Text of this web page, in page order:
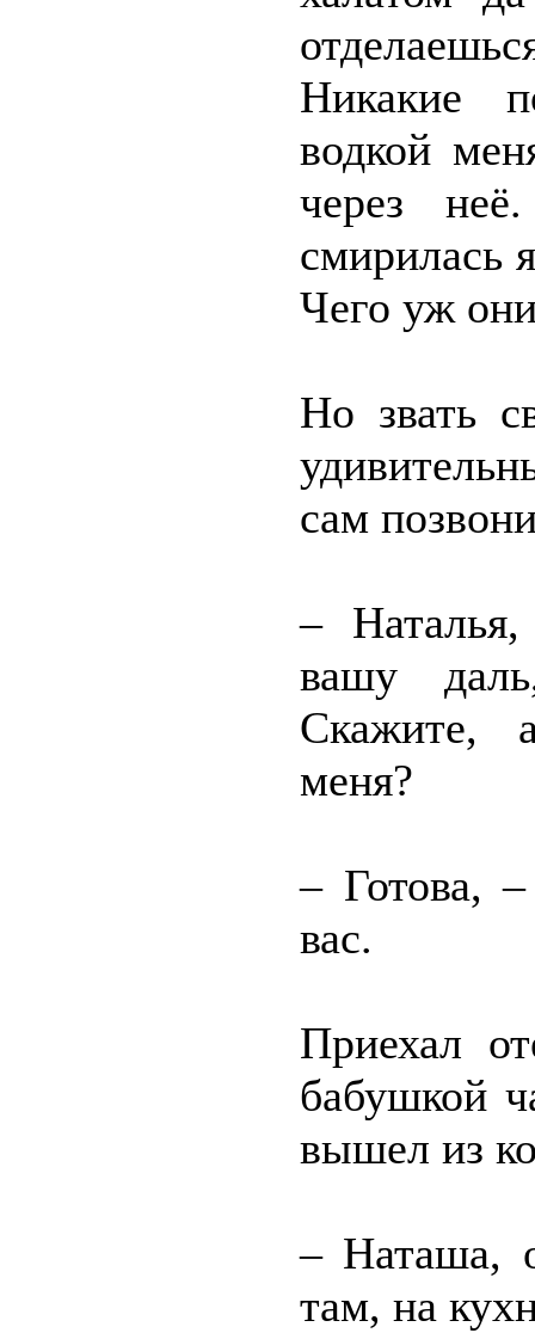
Никакие
водкой
через
смирилась
Чего уж
Но звать
сам
–
вашу
Скажите,
меня?
– Готова,
вас.
Приехал
бабушкой
вышел из
– Наташа,
там, на